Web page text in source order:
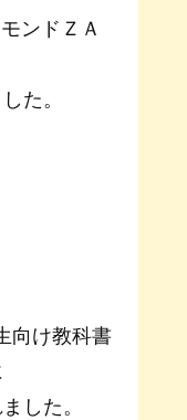
ンドＺＡ
た。
向け教科書
した。